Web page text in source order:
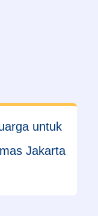
untuk
Jakarta